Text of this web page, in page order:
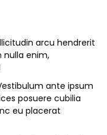
arcu hendrerit
nulla enim,
ante ipsum
posuere cubilia
eu placerat